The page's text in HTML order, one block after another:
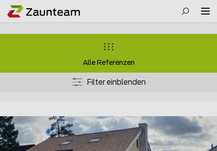
Alle Referenzen
Filter einblenden